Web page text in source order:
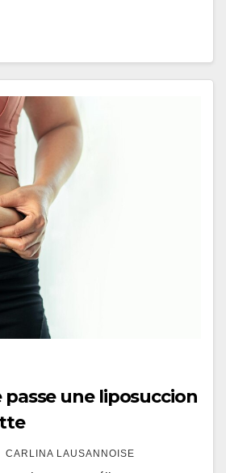
une liposuccion
CARLINA LAUSANNOISE